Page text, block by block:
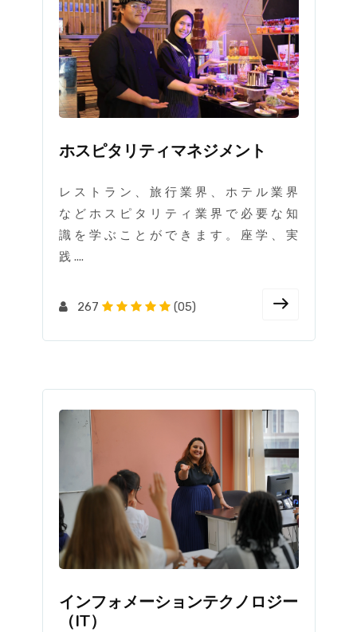
ホスピタリティマネジメント
レ ス ト ラ ン 、 旅 行 業 界 、 ホ テ ル 業 界
な ど ホ ス ピ タ リ テ ィ 業 界 で 必 要 な 知
識 を 学 ぶ こ と が で き ま す 。 座 学 、 実
践 ....
267 (05)
インフォメーションテクノロジー
（IT）